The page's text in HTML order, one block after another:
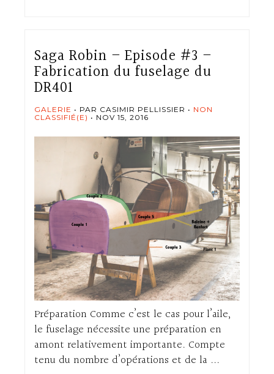
Saga Robin – Episode #3 –
Fabrication du fuselage du
DR401
GALERIE PAR CASIMIR PELLISSIER
NON
CLASSIFIÉ(E)
NOV 15, 2016
Préparation Comme c’est le cas pour l’aile,
le fuselage nécessite une préparation en
amont relativement importante. Compte
tenu du nombre d’opérations et de la ...